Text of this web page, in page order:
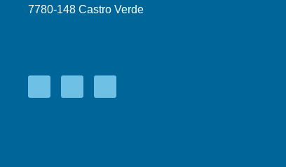
7780-148 Castro Verde